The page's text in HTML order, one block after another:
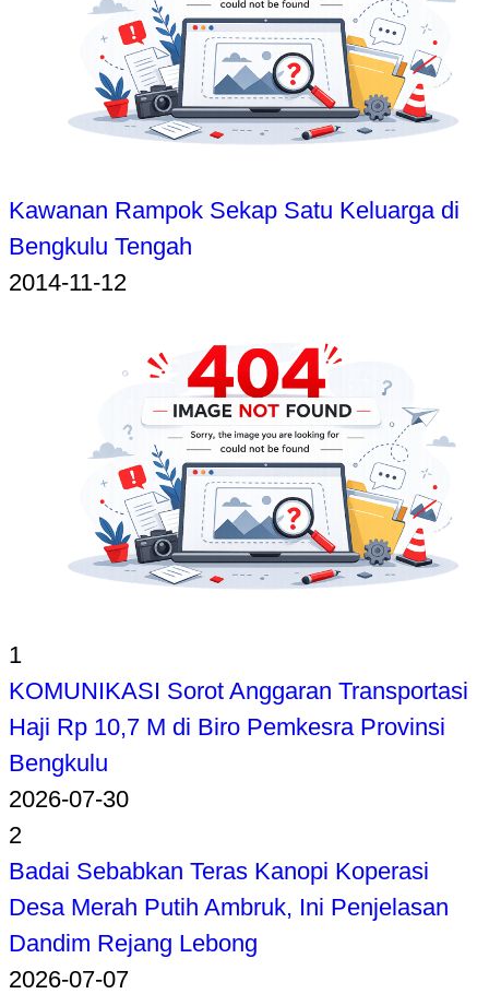
Kawanan Rampok Sekap Satu Keluarga di
Bengkulu Tengah
2014-11-12
1
KOMUNIKASI Sorot Anggaran Transportasi
Haji Rp 10,7 M di Biro Pemkesra Provinsi
Bengkulu
2026-07-30
2
Badai Sebabkan Teras Kanopi Koperasi
Desa Merah Putih Ambruk, Ini Penjelasan
Dandim Rejang Lebong
2026-07-07